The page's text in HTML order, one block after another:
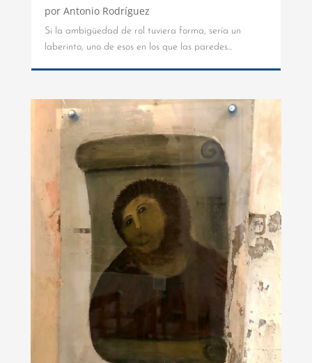
por Antonio Rodríguez
Si la ambigüedad de rol tuviera forma, sería un
laberinto, uno de esos en los que las paredes...